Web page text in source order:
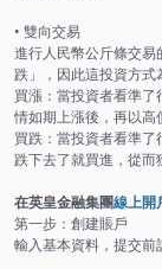
• 雙向交易
進行人民幣公斤條交
跌」，因此這投資方式
買漲：當投資者看準
情如期上漲後，再以高
買跌：當投資者看準
跌下去了就買進，從而
在英皇金融集團線上開
第一步：創建賬戶
輸入基本資料，提交前